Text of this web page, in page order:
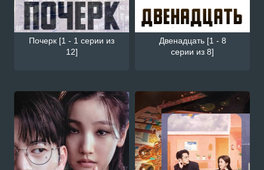
Почерк [1 - 1 серии из
12]
Двенадцать [1 - 8
серии из 8]
Смотрите также